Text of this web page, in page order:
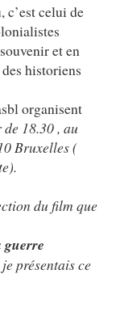
c’est celui de
et en
historiens
organisent
18.30 , au
Bruxelles (
du film que
guerre
présentais ce